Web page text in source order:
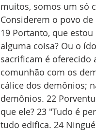
muitos, somos um só
Considerem o povo
19 Portanto, que
alguma coisa? Ou o
sacrificam é oferecido
comunhão com os
cálice dos demônios;
demônios. 22
que ele? 23 "Tudo é
tudo edifica. 24